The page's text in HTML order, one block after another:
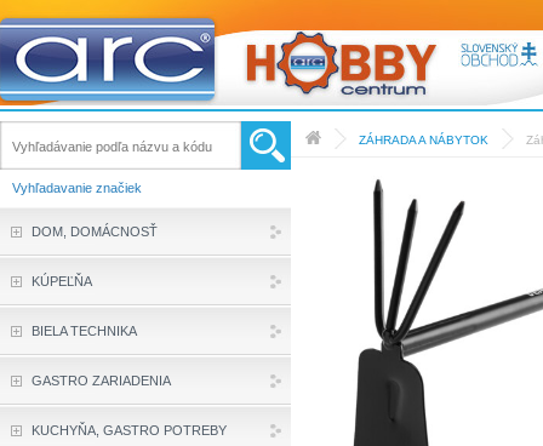
ZÁHRADA A NÁBYTOK
Vyhľadavanie značiek
DOM, DOMÁCNOSŤ
KÚPEĽŇA
BIELA TECHNIKA
GASTRO ZARIADENIA
KUCHYŇA, GASTRO POTREBY